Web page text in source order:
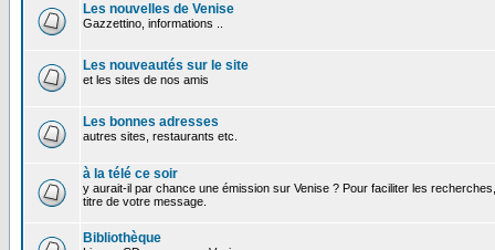
Les nouvelles de Venise
Gazzettino, informations ..
Les nouveautés sur le site
et les sites de nos amis
Les bonnes adresses
autres sites, restaurants etc.
à la télé ce soir
y aurait-il par chance une émission sur Venise ? Pour faciliter les
titre de votre message.
Bibliothèque